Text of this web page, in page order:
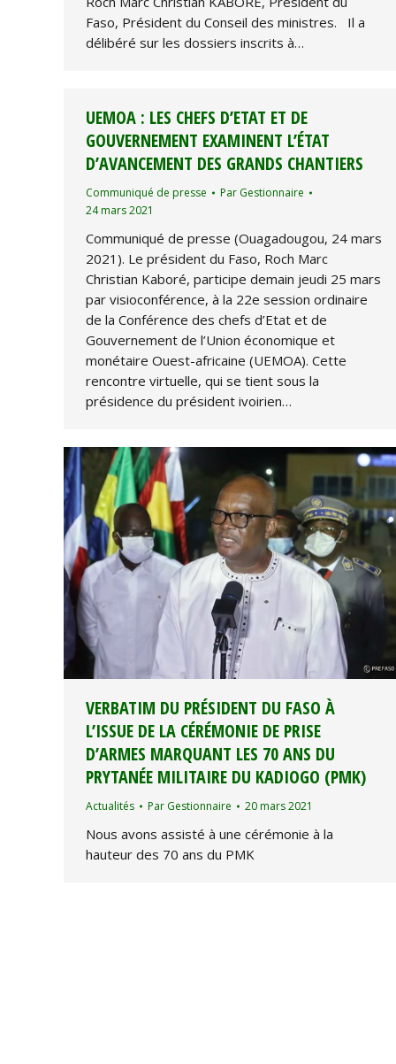
Faso, Président du Conseil des ministres. Il a
délibéré sur les dossiers inscrits à…
UEMOA : LES CHEFS D’ETAT ET DE
GOUVERNEMENT EXAMINENT L’ÉTAT
D’AVANCEMENT DES GRANDS CHANTIERS
Communiqué de presse Par Gestionnaire
24 mars 2021
Communiqué de presse (Ouagadougou, 24 mars
2021). Le président du Faso, Roch Marc
Christian Kaboré, participe demain jeudi 25 mars
par visioconférence, à la 22e session ordinaire
de la Conférence des chefs d’Etat et de
Gouvernement de l’Union économique et
monétaire Ouest-africaine (UEMOA). Cette
rencontre virtuelle, qui se tient sous la
présidence du président ivoirien…
VERBATIM DU PRÉSIDENT DU FASO À
L’ISSUE DE LA CÉRÉMONIE DE PRISE
D’ARMES MARQUANT LES 70 ANS DU
PRYTANÉE MILITAIRE DU KADIOGO (PMK)
Actualités Par Gestionnaire 20 mars 2021
Nous avons assisté à une cérémonie à la
hauteur des 70 ans du PMK